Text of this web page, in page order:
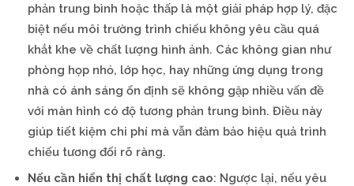
phản trung bình hoặc thấp là một giải pháp hợp lý, đặc
biệt nếu môi trường trình chiếu không yêu cầu quá
khắt khe về chất lượng hình ảnh. Các không gian như
phòng họp nhỏ, lớp học, hay những ứng dụng trong
nhà có ánh sáng ổn định sẽ không gặp nhiều vấn đề
với màn hình có độ tương phản trung bình. Điều này
giúp tiết kiệm chi phí mà vẫn đảm bảo hiệu quả trình
chiếu tương đối rõ ràng.
Nếu cần hiển thị chất lượng cao: Ngược lại, nếu yêu